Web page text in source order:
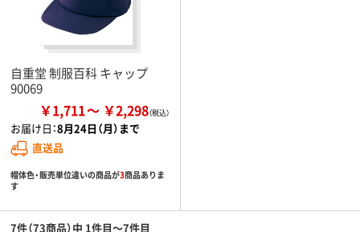
自重堂 制服百科 キャップ
90069
￥1,711 ￥2,298
お届け日：8月24日（月）まで
直送品
帽体色・販売単位違いの商品が3商品ありま
す
7件（73商品）中 1件目～7件目